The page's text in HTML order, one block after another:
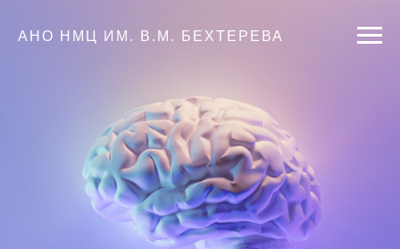
АНО НМЦ ИМ. В.М. БЕХТЕРЕВА